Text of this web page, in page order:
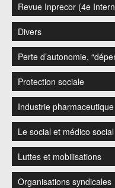
Revue Inprecor (4e
Divers
Perte d’autonomie,
Protection sociale
Industrie pharmaceutique
Le social et médico social
Luttes et mobilisations
Organisations syndicales